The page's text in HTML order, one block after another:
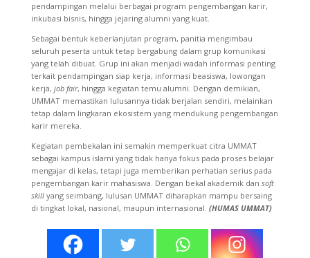
pendampingan melalui berbagai program pengembangan karir,
inkubasi bisnis, hingga jejaring alumni yang kuat.
Sebagai bentuk keberlanjutan program, panitia mengimbau
seluruh peserta untuk tetap bergabung dalam grup komunikasi
yang telah dibuat. Grup ini akan menjadi wadah informasi penting
terkait pendampingan siap kerja, informasi beasiswa, lowongan
kerja, job fair, hingga kegiatan temu alumni. Dengan demikian,
UMMAT memastikan lulusannya tidak berjalan sendiri, melainkan
tetap dalam lingkaran ekosistem yang mendukung pengembangan
karir mereka.
Kegiatan pembekalan ini semakin memperkuat citra UMMAT
sebagai kampus islami yang tidak hanya fokus pada proses belajar
mengajar di kelas, tetapi juga memberikan perhatian serius pada
pengembangan karir mahasiswa. Dengan bekal akademik dan soft
skillyang seimbang, lulusan UMMAT diharapkan mampu bersaing
di tingkat lokal, nasional, maupun internasional. (HUMAS UMMAT)